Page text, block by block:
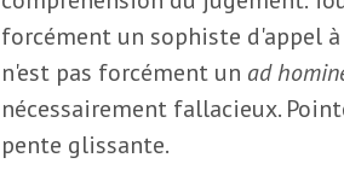
forcément un sophiste d'appel
n'est pas forcément un ad
nécessairement fallacieux.
pente glissante.